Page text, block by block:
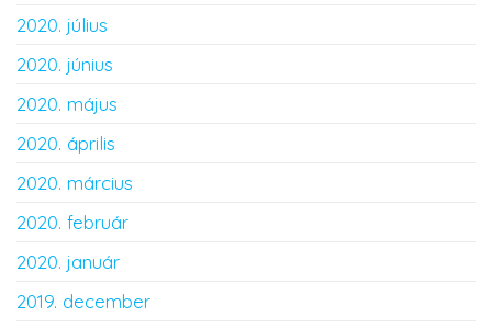
2020. július
2020. június
2020. május
2020. április
2020. március
2020. február
2020. január
2019. december